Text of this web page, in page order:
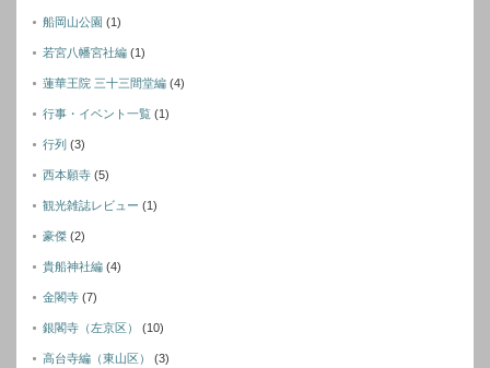
船岡山公園 (1)
若宮八幡宮社編 (1)
蓮華王院 三十三間堂編 (4)
行事・イベント一覧 (1)
行列 (3)
西本願寺 (5)
観光雑誌レビュー (1)
豪傑 (2)
貴船神社編 (4)
金閣寺 (7)
銀閣寺（左京区） (10)
高台寺編（東山区） (3)